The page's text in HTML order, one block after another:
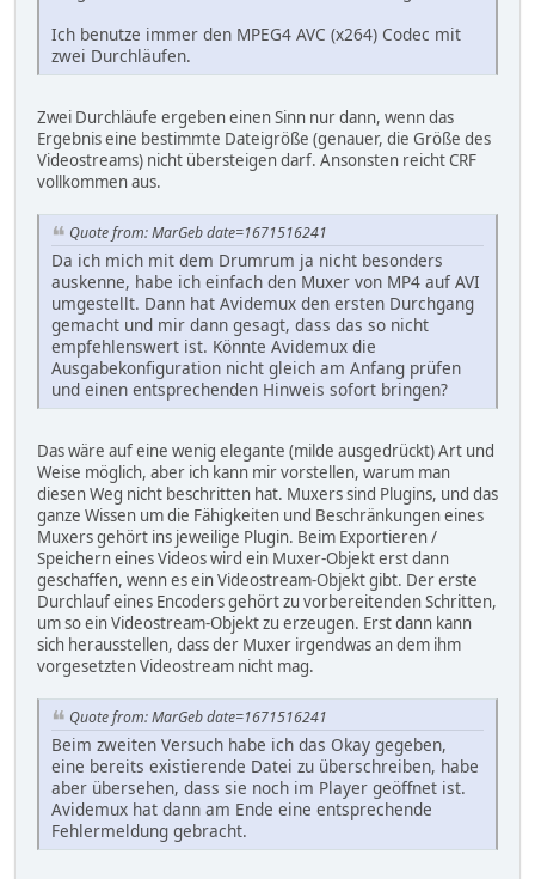
Ich benutze immer den MPEG4 AVC (x264) Codec mit
zwei Durchläufen.
Zwei Durchläufe ergeben einen Sinn nur dann, wenn das
Ergebnis eine bestimmte Dateigröße (genauer, die Größe des
Videostreams) nicht übersteigen darf. Ansonsten reicht CRF
vollkommen aus.
Quote from: MarGeb date=1671516241
Da ich mich mit dem Drumrum ja nicht besonders
auskenne, habe ich einfach den Muxer von MP4 auf AVI
umgestellt. Dann hat Avidemux den ersten Durchgang
gemacht und mir dann gesagt, dass das so nicht
empfehlenswert ist. Könnte Avidemux die
Ausgabekonfiguration nicht gleich am Anfang prüfen
und einen entsprechenden Hinweis sofort bringen?
Das wäre auf eine wenig elegante (milde ausgedrückt) Art und
Weise möglich, aber ich kann mir vorstellen, warum man
diesen Weg nicht beschritten hat. Muxers sind Plugins, und das
ganze Wissen um die Fähigkeiten und Beschränkungen eines
Muxers gehört ins jeweilige Plugin. Beim Exportieren /
Speichern eines Videos wird ein Muxer-Objekt erst dann
geschaffen, wenn es ein Videostream-Objekt gibt. Der erste
Durchlauf eines Encoders gehört zu vorbereitenden Schritten,
um so ein Videostream-Objekt zu erzeugen. Erst dann kann
sich herausstellen, dass der Muxer irgendwas an dem ihm
vorgesetzten Videostream nicht mag.
Quote from: MarGeb date=1671516241
Beim zweiten Versuch habe ich das Okay gegeben,
eine bereits existierende Datei zu überschreiben, habe
aber übersehen, dass sie noch im Player geöffnet ist.
Avidemux hat dann am Ende eine entsprechende
Fehlermeldung gebracht.